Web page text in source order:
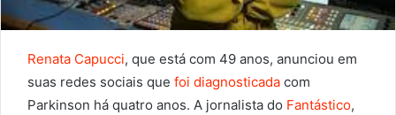
Renata Capucci, que está com 49 anos, anunciou em
suas redes sociais que foi diagnosticada com
Parkinson há quatro anos. A jornalista do Fantástico,